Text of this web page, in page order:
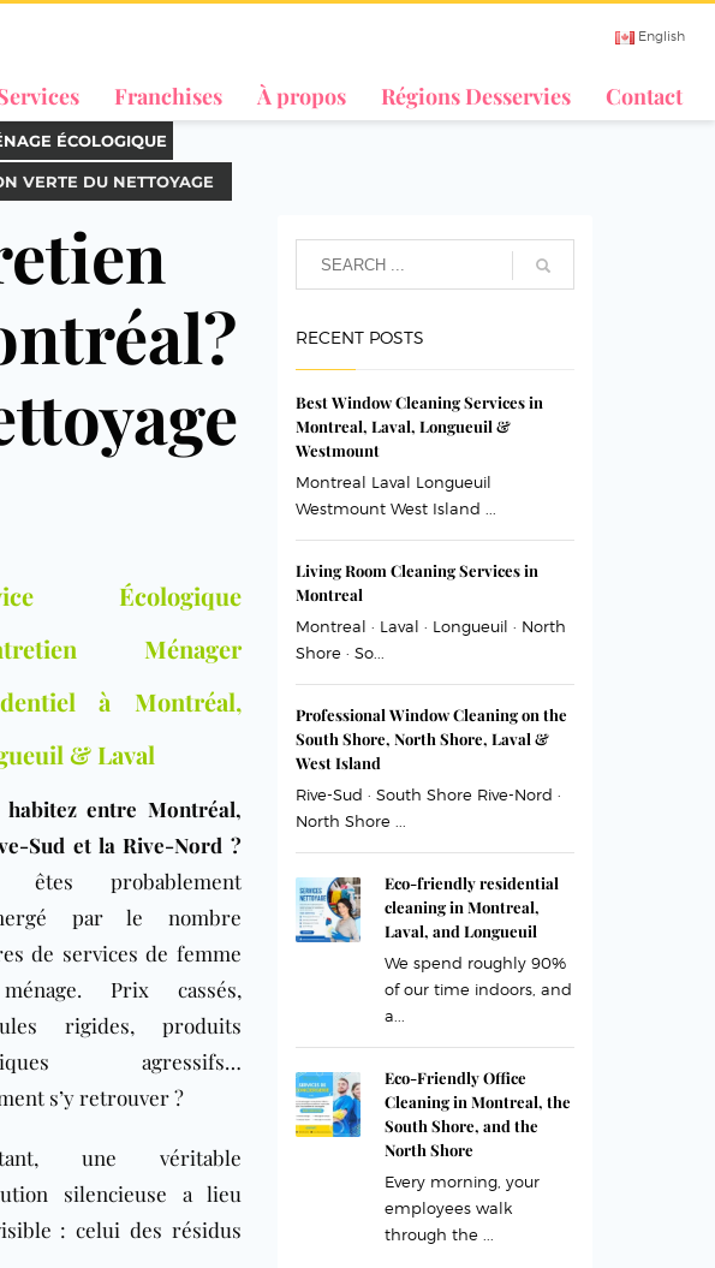
English
Franchises À propos Régions Desservies Contact
ÉCOLOGIQUE
VERTE DU NETTOYAGE
Écologique
Ménager
à Montréal,
& Laval
habitez entre Montréal,
Sud et la Rive-Nord ?
êtes probablement
par le nombre
de services de femme
Prix cassés,
rigides, produits
agressifs…
s’y retrouver ?
une véritable
silencieuse a lieu
: celui des résidus
RECENT POSTS
Best Window Cleaning Services in
Montreal, Laval, Longueuil &
Westmount
Montreal Laval Longueuil
Westmount West Island ...
Living Room Cleaning Services in
Montreal
Montreal · Laval · Longueuil · North
Shore · So...
Professional Window Cleaning on the
South Shore, North Shore, Laval &
West Island
Rive-Sud · South Shore Rive-Nord ·
North Shore ...
Eco-friendly residential
cleaning in Montreal,
Laval, and Longueuil
We spend roughly 90%
of our time indoors, and
a...
Eco-Friendly Office
Cleaning in Montreal, the
South Shore, and the
North Shore
Every morning, your
employees walk
through the ...